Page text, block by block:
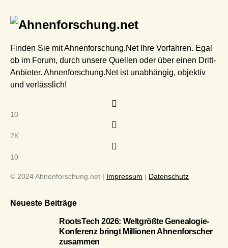
Finden Sie mit Ahnenforschung.Net Ihre Vorfahren. Egal
ob im Forum, durch unsere Quellen oder über einen Dritt-
Anbieter. Ahnenforschung.Net ist unabhängig, objektiv
und verlässlich!
10
2K
10
© 2024 Ahnenforschung.net | Impressum | Datenschutz
Neueste Beiträge
RootsTech 2026: Weltgrößte Genealogie-
Konferenz bringt Millionen Ahnenforscher
zusammen